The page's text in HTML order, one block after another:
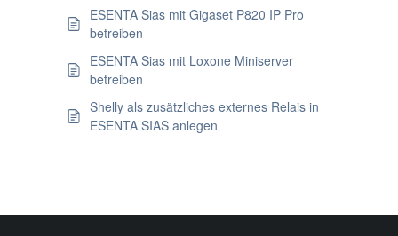
ESENTA Sias mit Gigaset P820 IP Pro
betreiben
ESENTA Sias mit Loxone Miniserver
betreiben
Shelly als zusätzliches externes Relais in
ESENTA SIAS anlegen